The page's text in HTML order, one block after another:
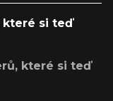
které si teď
které si teď